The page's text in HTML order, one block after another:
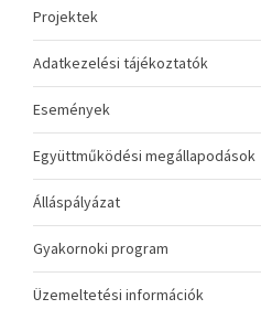
Projektek
Adatkezelési tájékoztatók
Események
Együttműködési megállapodások
Álláspályázat
Gyakornoki program
Üzemeltetési információk